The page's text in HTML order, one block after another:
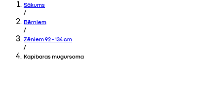
Sākums
/
Bērniem
/
Zēniem 92 - 134 cm
/
Kapibaras mugursoma